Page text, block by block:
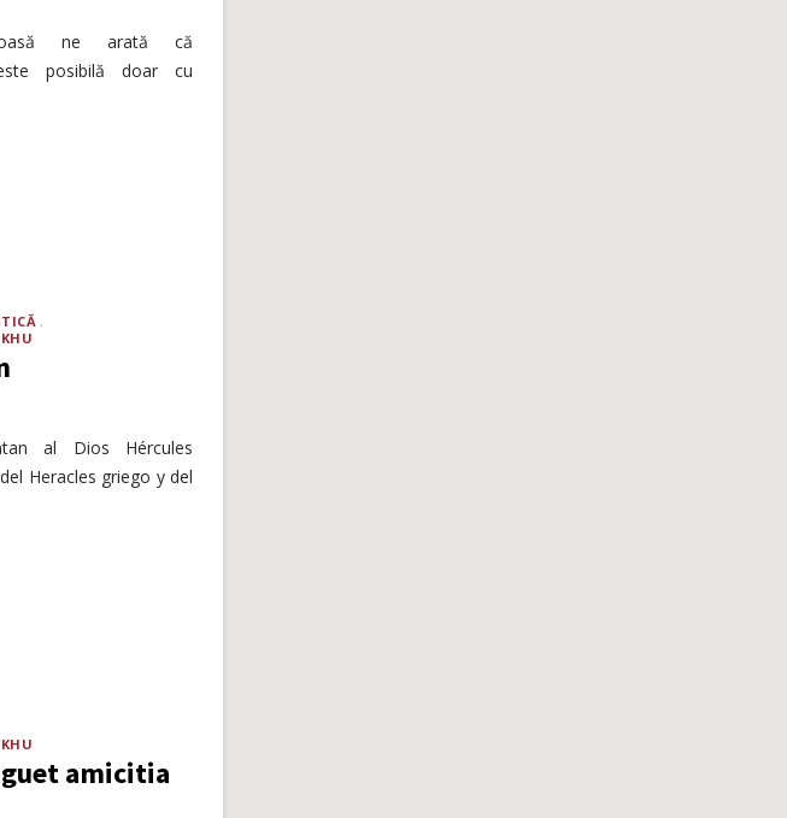
ne arată că
posibilă doar cu
al Dios Hércules
Heracles griego y del
amicitia